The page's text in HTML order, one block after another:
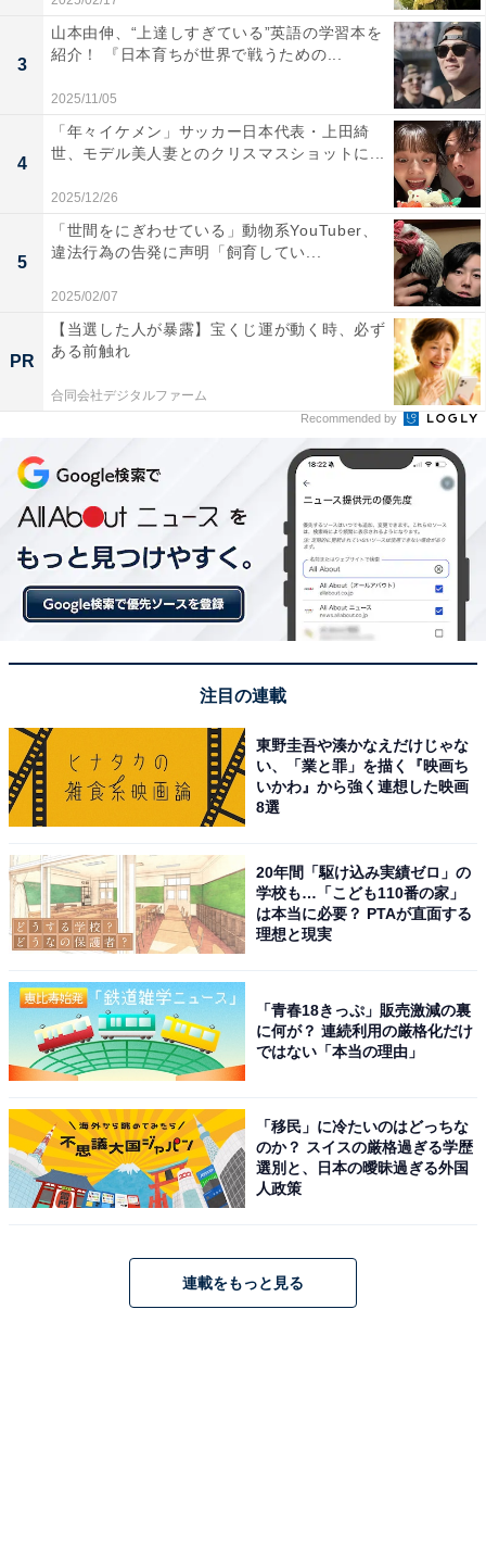
3
山本由伸、“上達しすぎている”英語の学習本を
紹介！ 『日本育ちが世界で戦うための...
2025/11/05
4
「年々イケメン」サッカー日本代表・上田綺
世、モデル美人妻とのクリスマスショットに...
2025/12/26
5
「世間をにぎわせている」動物系YouTuber、
違法行為の告発に声明「飼育してい...
2025/02/07
PR
【当選した人が暴露】宝くじ運が動く時、必ず
ある前触れ
合同会社デジタルファーム
Recommended by
注目の連載
東野圭吾や湊かなえだけじゃな
い、「業と罪」を描く『映画ち
いかわ』から強く連想した映画
8選
20年間「駆け込み実績ゼロ」の
学校も…「こども110番の家」
は本当に必要？ PTAが直面する
理想と現実
「青春18きっぷ」販売激減の裏
に何が？ 連続利用の厳格化だけ
ではない「本当の理由」
「移民」に冷たいのはどっちな
のか？ スイスの厳格過ぎる学歴
選別と、日本の曖昧過ぎる外国
人政策
連載をもっと見る